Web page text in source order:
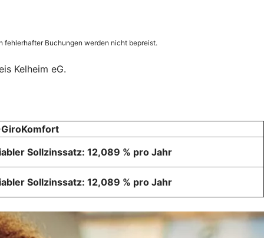
fehlerhafter Buchungen werden nicht bepreist.
Kelheim eG.
Sollzinssatz: 12,089 % pro Jahr
Sollzinssatz: 12,089 % pro Jahr